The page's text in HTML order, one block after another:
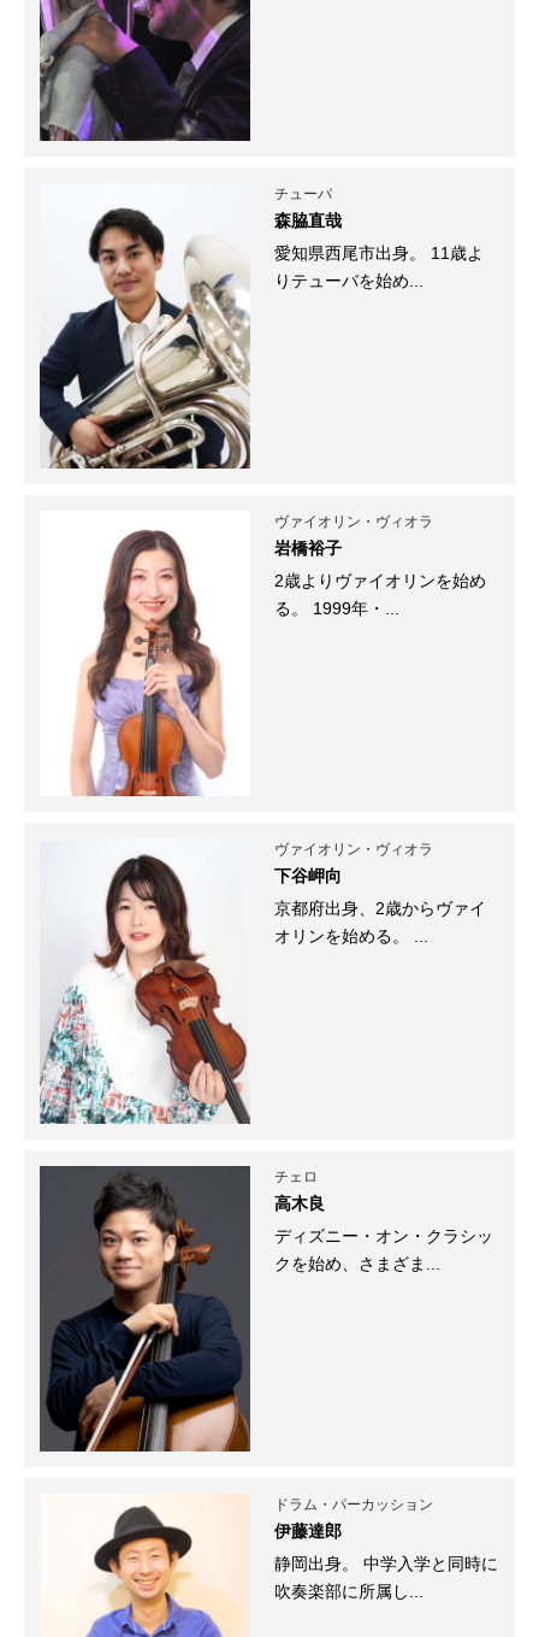
チューバ
森脇直哉
愛知県西尾市出身。 11歳よ
りテューバを始め...
ヴァイオリン・ヴィオラ
岩橋裕子
2歳よりヴァイオリンを始め
る。 1999年・...
ヴァイオリン・ヴィオラ
下谷岬向
京都府出身、2歳からヴァイ
オリンを始める。 ...
チェロ
高木良
ディズニー・オン・クラシッ
クを始め、さまざま...
ドラム・パーカッション
伊藤達郎
静岡出身。 中学入学と同時に
吹奏楽部に所属し...